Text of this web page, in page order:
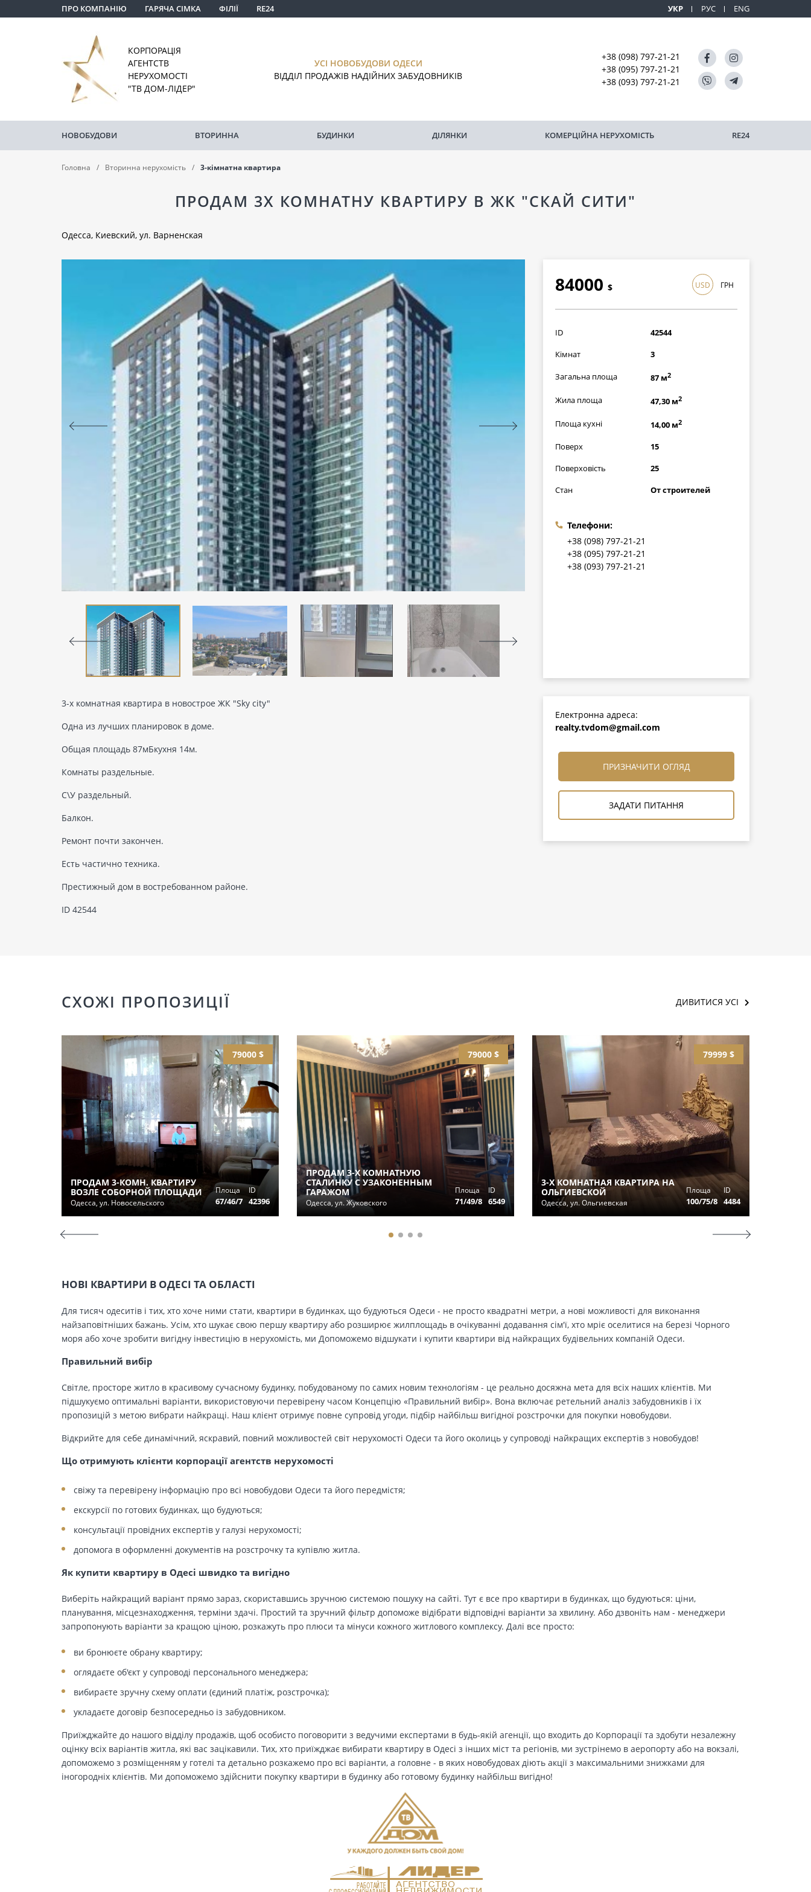
ПРО КОМПАНІЮ ГАРЯЧА СІМКА ФІЛІЇ RE24 УКР РУС ENG
КОРПОРАЦІЯ
АГЕНТСТВ
НЕРУХОМОСТІ
"ТВ ДОМ-ЛІДЕР"
УСІ НОВОБУДОВИ ОДЕСИ
ВІДДІЛ ПРОДАЖІВ НАДІЙНИХ ЗАБУДОВНИКІВ
+38 (098) 797-21-21
+38 (095) 797-21-21
+38 (093) 797-21-21
НОВОБУДОВИ ВТОРИННА БУДИНКИ ДІЛЯНКИ КОМЕРЦІЙНА НЕРУХОМІСТЬ RE24
Головна Вторинна нерухомість 3-кімнатна квартира
ПРОДАМ 3Х КОМНАТНУ КВАРТИРУ В ЖК "СКАЙ СИТИ"
Одесса, Киевский, ул. Варненская
84000 $
2436000грн
USD ГРН
ID
42544
Кімнат
3
Загальна площа 87 м2
Жила площа 47,30 м2
Площа кухні 14,00 м2
Поверх
15
Поверховість
25
Стан
От строителей
Телефони:
+38 (098) 797-21-21
+38 (095) 797-21-21
+38 (093) 797-21-21
3-х комнатная квартира в новострое ЖК "Sky city"
Одна из лучших планировок в доме.
Общая площадь 87мБкухня 14м.
Комнаты раздельные.
С\У раздельный.
Балкон.
Ремонт почти закончен.
Есть частично техника.
Престижный дом в востребованном районе.
ID 42544
Електронна адреса:
realty.tvdom@gmail.com
ПРИЗНАЧИТИ ОГЛЯД
ЗАДАТИ ПИТАННЯ
СХОЖІ ПРОПОЗИЦІЇ ДИВИТИСЯ УСІ
79000 $
ПРОДАМ 3-КОМН. КВАРТИРУ
ВОЗЛЕ СОБОРНОЙ ПЛОЩАДИ
Одесса, ул. Новосельского
Площа
67/46/7
ID
42396
79000 $
ПРОДАМ 3-Х КОМНАТНУЮ
СТАЛИНКУ С УЗАКОНЕННЫМ
ГАРАЖОМ
Одесса, ул. Жуковского
Площа
71/49/8
ID
6549
79999 $
3-Х КОМНАТНАЯ КВАРТИРА НА
ОЛЬГИЕВСКОЙ
Одесса, ул. Ольгиевская
Площа
100/75/8
ID
4484
НОВІ КВАРТИРИ В ОДЕСІ ТА ОБЛАСТІ
Для тисяч одеситів і тих, хто хоче ними стати, квартири в будинках, що будуються Одеси - не просто квадратні метри, а нові можливості для виконання
найзаповітніших бажань. Усім, хто шукає свою першу квартиру або розширює жилплощадь в очікуванні додавання сім'ї, хто мріє оселитися на березі Чорного
моря або хоче зробити вигідну інвестицію в нерухомість, ми Допоможемо відшукати і купити квартири від найкращих будівельних компаній Одеси.
Правильний вибір
Світле, просторе житло в красивому сучасному будинку, побудованому по самих новим технологіям - це реально досяжна мета для всіх наших клієнтів. Ми
підшукуємо оптимальні варіанти, використовуючи перевірену часом Концепцію «Правильний вибір». Вона включає ретельний аналіз забудовників і їх
пропозицій з метою вибрати найкращі. Наш клієнт отримує повне супровід угоди, підбір найбільш вигідної розстрочки для покупки новобудови.
Відкрийте для себе динамічний, яскравий, повний можливостей світ нерухомості Одеси та його околиць у супроводі найкращих експертів з новобудов!
Що отримують клієнти корпорації агентств нерухомості
свіжу та перевірену інформацію про всі новобудови Одеси та його передмістя;
екскурсії по готових будинках, що будуються;
консультації провідних експертів у галузі нерухомості;
допомога в оформленні документів на розстрочку та купівлю житла.
Як купити квартиру в Одесі швидко та вигідно
Виберіть найкращий варіант прямо зараз, скориставшись зручною системою пошуку на сайті. Тут є все про квартири в будинках, що будуються: ціни,
планування, місцезнаходження, терміни здачі. Простий та зручний фільтр допоможе відібрати відповідні варіанти за хвилину. Або дзвоніть нам - менеджери
запропонують варіанти за кращою ціною, розкажуть про плюси та мінуси кожного житлового комплексу. Далі все просто:
ви бронюєте обрану квартиру;
оглядаєте об'єкт у супроводі персонального менеджера;
вибираєте зручну схему оплати (єдиний платіж, розстрочка);
укладаєте договір безпосередньо із забудовником.
Приїжджайте до нашого відділу продажів, щоб особисто поговорити з ведучими експертами в будь-якій агенції, що входить до Корпорації та здобути незалежну
оцінку всіх варіантів житла, які вас зацікавили. Тих, хто приїжджає вибирати квартиру в Одесі з інших міст та регіонів, ми зустрінемо в аеропорту або на вокзалі,
допоможемо з розміщенням у готелі та детально розкажемо про всі варіанти, а головне - в яких новобудовах діють акції з максимальними знижками для
іногородніх клієнтів. Ми допоможемо здійснити покупку квартири в будинку або готовому будинку найбільш вигідно!